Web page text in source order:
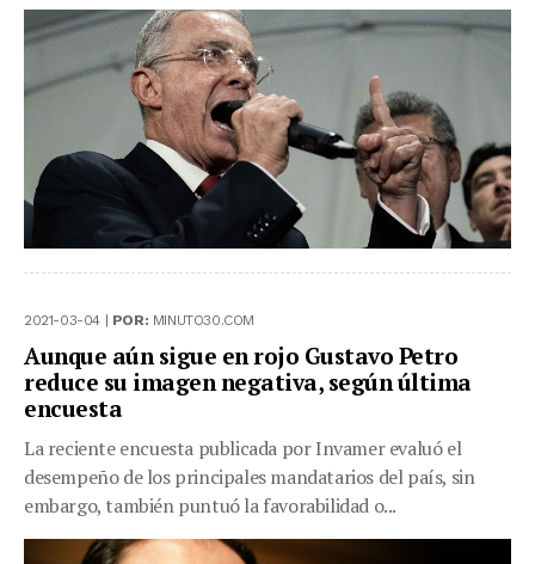
2021-03-04 | POR: MINUTO30.COM
Aunque aún sigue en rojo Gustavo Petro
reduce su imagen negativa, según última
encuesta
La reciente encuesta publicada por Invamer evaluó el
desempeño de los principales mandatarios del país, sin
embargo, también puntuó la favorabilidad o...